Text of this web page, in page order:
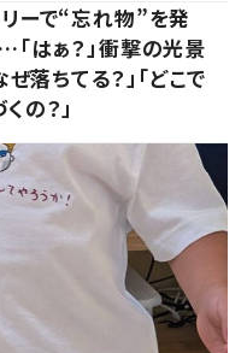
ーで“忘れ物”を発
はぁ？」衝撃の光景
ぜ落ちてる？」「どこで
の？」